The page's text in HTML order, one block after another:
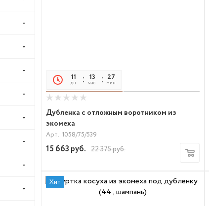
11
дн
13
час
27
мин
Дубленка с отложным воротником из
экомеха
Арт.: 1058/75/539
15 663 руб. 22 375руб.
Хит